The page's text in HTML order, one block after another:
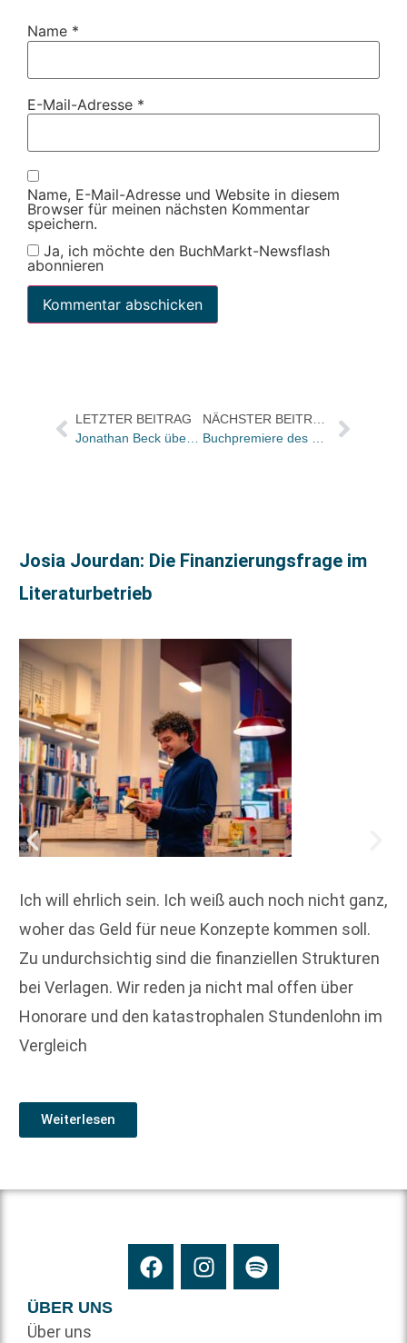
Name *
E-Mail-Adresse *
Name, E-Mail-Adresse und Website in diesem
Browser für meinen nächsten Kommentar
speichern.
Ja, ich möchte den BuchMarkt-Newsflash
abonnieren
LETZTER BEITRAG
Jonathan Beck übernimmt am 1. Februar Verlagsbereich Literatur, Sachbuch, Wissenschaft von seinem Vater
Josia Jourdan: Die Finanzierungsfrage im
Literaturbetrieb
Ich will ehrlich sein. Ich weiß auch noch nicht ganz,
woher das Geld für neue Konzepte kommen soll.
Zu undurchsichtig sind die finanziellen Strukturen
bei Verlagen. Wir reden ja nicht mal offen über
Honorare und den katastrophalen Stundenlohn im
Vergleich
Weiterlesen
ÜBER UNS
Über uns